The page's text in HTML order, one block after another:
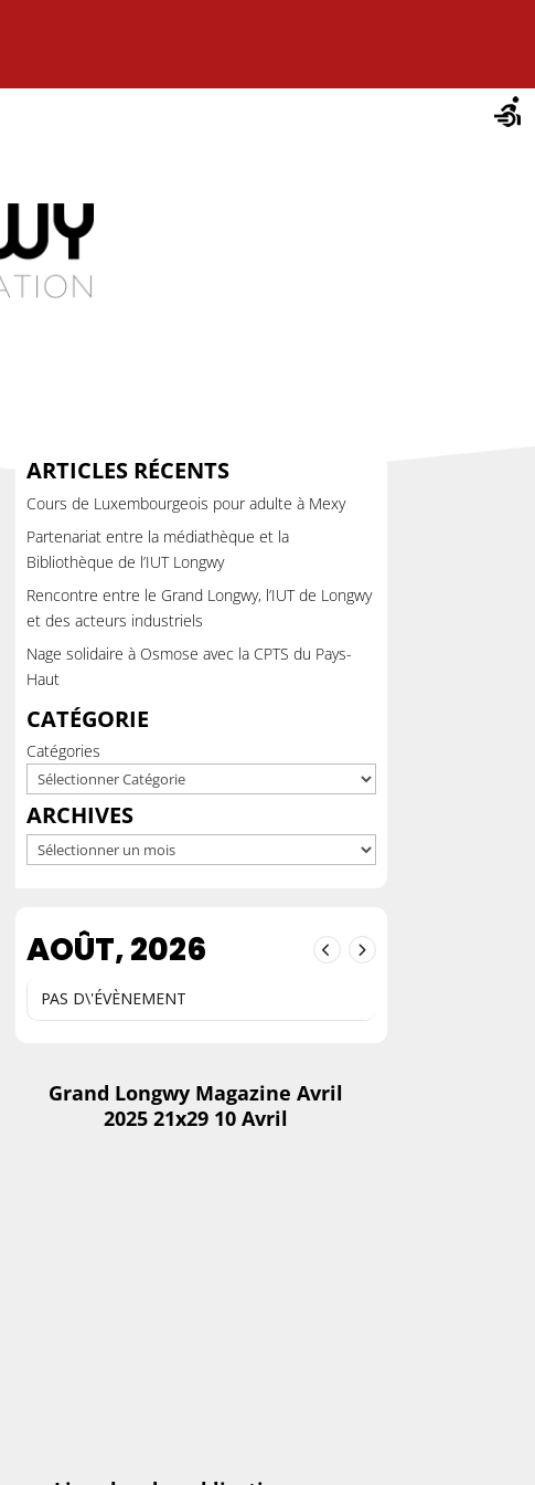
ARTICLES RÉCENTS
Cours de Luxembourgeois pour adulte à Mexy
Partenariat entre la médiathèque et la
Bibliothèque de l’IUT Longwy
Rencontre entre le Grand Longwy, l’IUT de Longwy
et des acteurs industriels
Nage solidaire à Osmose avec la CPTS du Pays-
Haut
CATÉGORIE
Catégories
ARCHIVES
Archives
AOÛT, 2026
PAS D\'ÉVÈNEMENT
Grand Longwy Magazine Avril
2025 21x29 10 Avril